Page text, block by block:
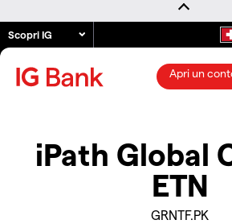
Scopri IG
Apri un
iPath Global
ETN
GRNTF.PK